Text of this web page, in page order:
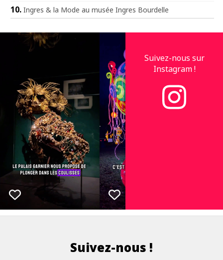
Ingres & la Mode au musée Ingres Bourdelle
Suivez-nous sur
Instagram !
Suivez-nous !